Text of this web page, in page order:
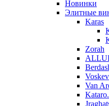
Новинки
Элитные
Karas
Zorah
Van